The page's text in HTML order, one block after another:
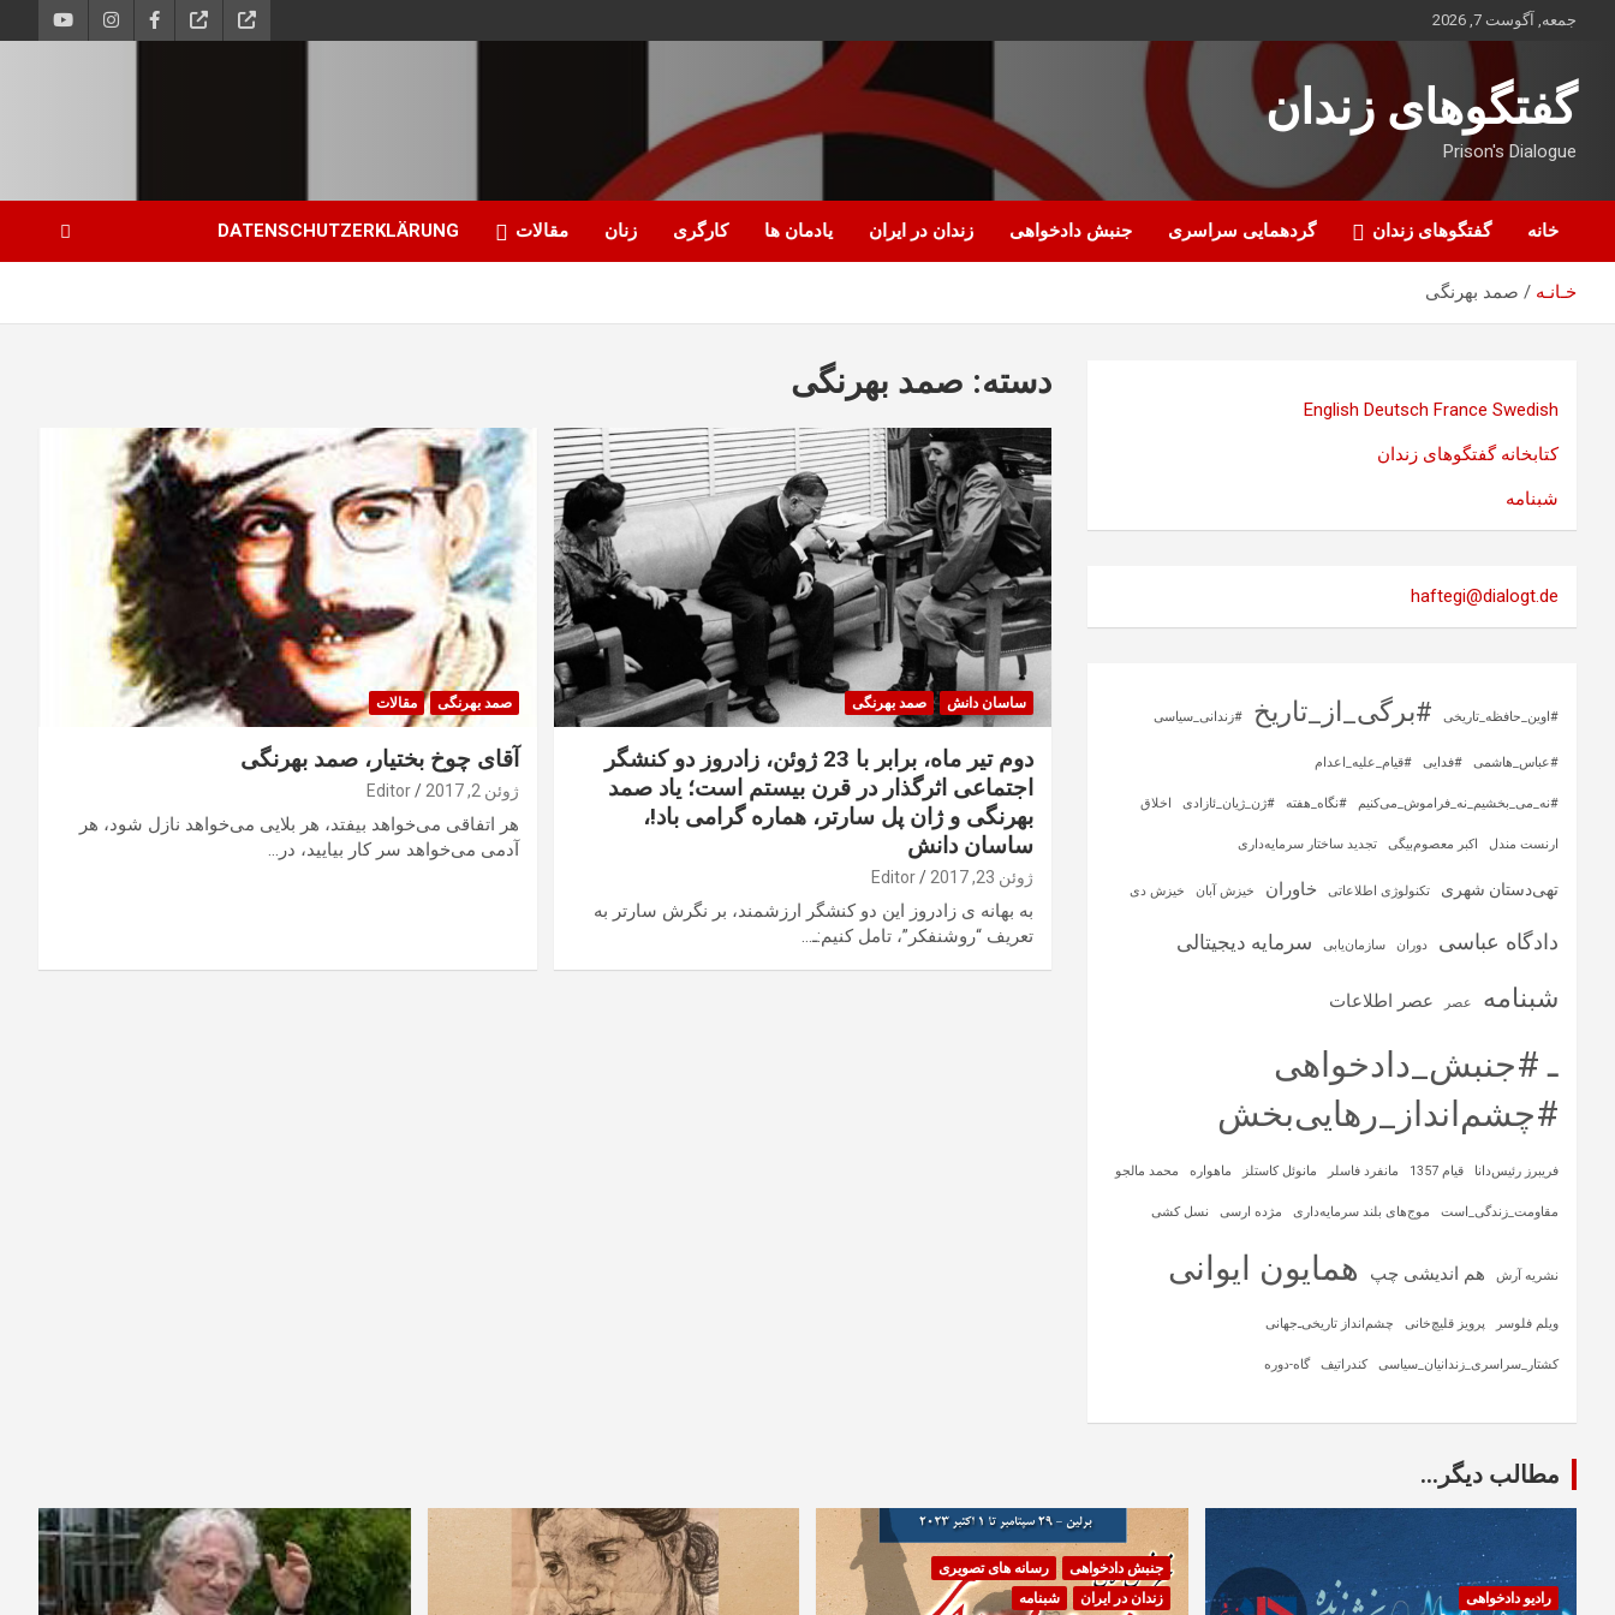
جمعه, آگوست 7, 2026
گفتگوهای زندان
Prison's Dialogue
خانه گفتگوهای زندان گردهمایی سراسری جنبش دادخواهی زندان در ایران یادمان ها کارگری زنان مقالات DATENSCHUTZERKLÄRUNG
خـانـه صمد بهرنگی
دسته: صمد بهرنگی
ساسان دانش صمد بهرنگی
دوم تیر ماه، برابر با 23 ژوئن، زادروز دو کنشگر
اجتماعی اثرگذار در قرن بیستم است؛ یاد صمد
بهرنگی و ژان پل سارتر، هماره گرامی باد!،
ساسان دانش
ژوئن 23, 2017 Editor
به بهانه ی زادروز این دو کنشگر ارزشمند، بر نگرش سارتر به
تعریف “روشنفکر”، تامل کنیم:ـ…
صمد بهرنگی مقالات
آقای چوخ بختیار، صمد بهرنگی
ژوئن 2, 2017 Editor
هر اتفاقی می‌خواهد بیفتد، هر بلایی می‌خواهد نازل شود، هر
آدمی می‌خواهد سر کار بیایید، در…
English Deutsch France Swedish
کتابخانه گفتگوهای زندان
شبنامه
haftegi@dialogt.de
#اوین_حافظه_تاریخی #برگی_از_تاریخ #زندانی_سیاسی
#عباس_هاشمی #فدایی #قیام_علیه_اعدام
#نه_می_بخشیم_نه_فراموش_می‌کنیم #نگاه_هفته #ژن_ژیان_ئازادی اخلاق
ارنست مندل اکبر معصوم‌بیگی تجدید ساختار سرمایه‌داری
تهی‌دستان شهری تکنولوژی اطلاعاتی خاوران خیزش آبان خیزش دی
دادگاه عباسی دوران سازمان‌یابی سرمایه‌ دیجیتالی
شبنامه عصر عصر اطلاعات
ـ #جنبش_دادخواهی
#چشم‌انداز_رهایی‌بخش
فریبرز رئیس‌دانا قیام 1357 مانفرد فاسلر مانوئل کاستلز ماهواره‌ محمد مالجو
مقاومت_زندگی_است موج‌های بلند سرمایه‌داری مژده ارسی نسل کشی
نشریه آرش هم اندیشی چپ همایون ایوانی
ویلم فلوسر پرویز قلیچ‌خانی چشم‌انداز تاریخی‌ـ‌جهانی
کشتار_سراسری_زندانیان_سیاسی کندراتیف گاه-دوره
مطالب دیگر...
رادیو دادخواهی
جنبش دادخواهی
رسانه های تصویری
زندان در ایران
شبنامه